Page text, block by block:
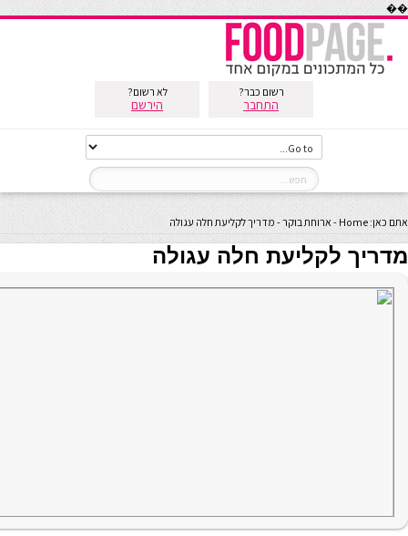
��
רשום כבר?
התחבר
לא רשום?
הירשם
אתם כאן: Home
- ארוחת בוקר- מדריך לקליעת חלה עגולה
מדריך לקליעת חלה עגולה